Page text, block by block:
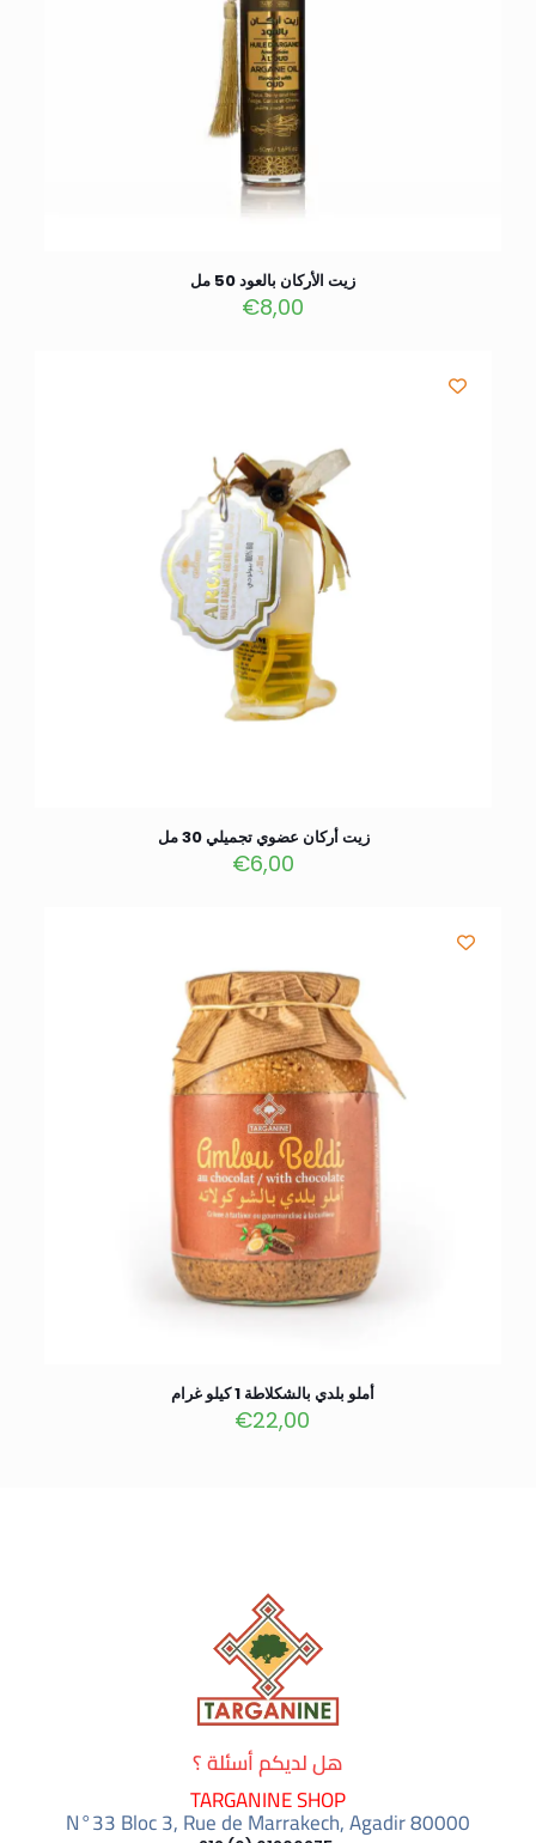
زيت الأركان بالعود 50 مل
€8,00
زيت أركان عضوي تجميلي 30 مل
€6,00
أملو بلدي بالشكلاطة 1 كيلو غرام
€22,00
هل لديكم أسئلة ؟
TARGANINE SHOP
N°33 Bloc 3, Rue de Marrakech, Agadir 80000